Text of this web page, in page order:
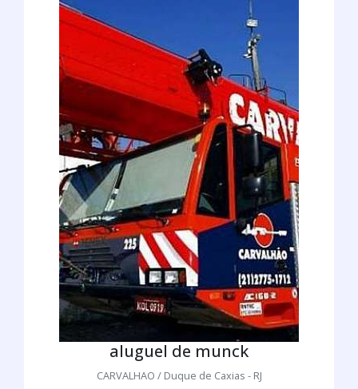
aluguel de munck
CARVALHAO / Duque de Caxias - RJ